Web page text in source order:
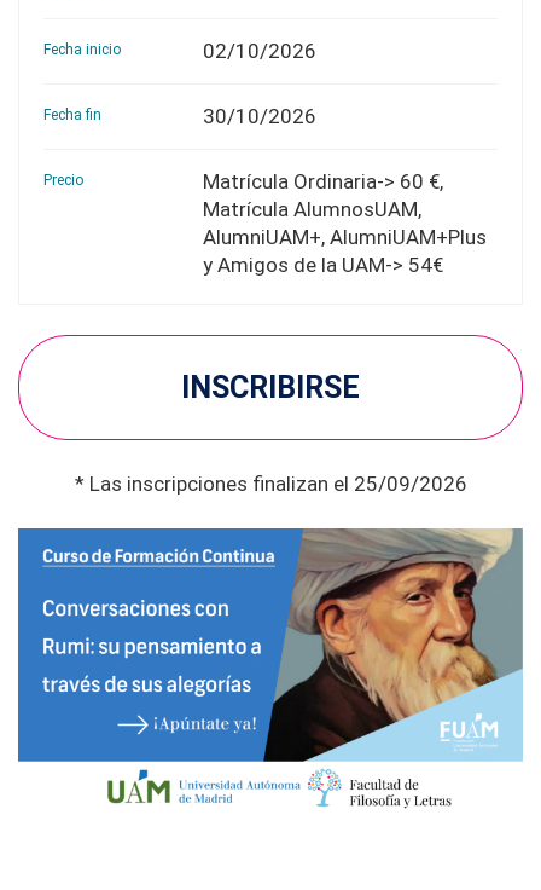
Fecha inicio 02/10/2026
Fecha fin 30/10/2026
Precio
Matrícula Ordinaria-> 60 €,
Matrícula AlumnosUAM,
AlumniUAM+, AlumniUAM+Plus
y Amigos de la UAM-> 54€
INSCRIBIRSE
* Las inscripciones finalizan el 25/09/2026